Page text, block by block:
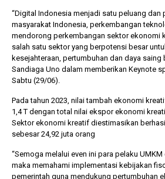
“Digital Indonesia menjadi satu peluang dan
masyarakat Indonesia, perkembangan
mendorong perkembangan sektor ekonomi
salah satu sektor yang berpotensi besar
kesejahteraan, pertumbuhan dan daya saing
Sandiaga Uno dalam memberikan Keynote
Sabtu (29/06).
Pada tahun 2023, nilai tambah ekonomi
1,4 T dengan total nilai ekspor ekonomi
Sektor ekonomi kreatif diestimasikan
sebesar 24,92 juta orang
“Semoga melalui even ini para pelaku
maka memahami implementasi kebijakan
pemerintah guna mendukung pertumbuhan